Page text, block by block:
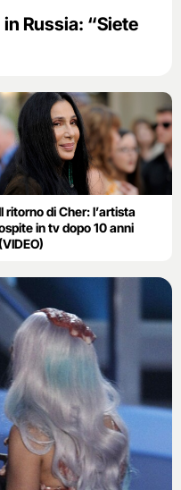
Russia: “Siete
ritorno di Cher: l’artista
in tv dopo 10 anni
(VIDEO)